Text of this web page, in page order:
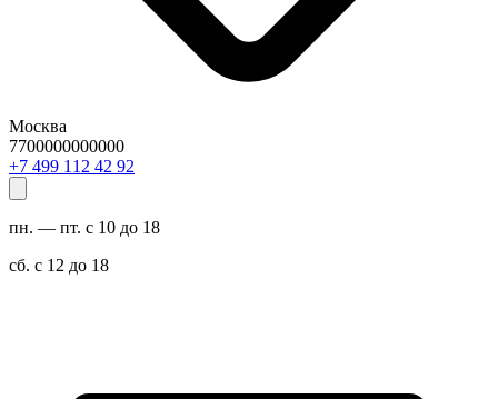
Москва
7700000000000
29 24 211 994 7+
пн. — пт. с 10 до 18
сб. с 12 до 18